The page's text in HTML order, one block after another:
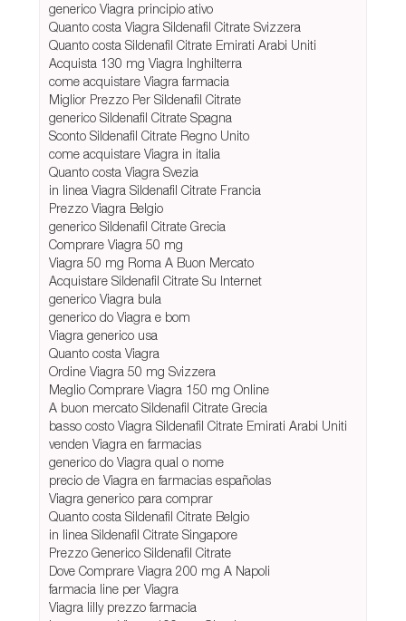
generico Viagra principio ativo
Quanto costa Viagra Sildenafil Citrate Svizzera
Quanto costa Sildenafil Citrate Emirati Arabi Uniti
Acquista 130 mg Viagra Inghilterra
come acquistare Viagra farmacia
Miglior Prezzo Per Sildenafil Citrate
generico Sildenafil Citrate Spagna
Sconto Sildenafil Citrate Regno Unito
come acquistare Viagra in italia
Quanto costa Viagra Svezia
in linea Viagra Sildenafil Citrate Francia
Prezzo Viagra Belgio
generico Sildenafil Citrate Grecia
Comprare Viagra 50 mg
Viagra 50 mg Roma A Buon Mercato
Acquistare Sildenafil Citrate Su Internet
generico Viagra bula
generico do Viagra e bom
Viagra generico usa
Quanto costa Viagra
Ordine Viagra 50 mg Svizzera
Meglio Comprare Viagra 150 mg Online
A buon mercato Sildenafil Citrate Grecia
basso costo Viagra Sildenafil Citrate Emirati Arabi Uniti
venden Viagra en farmacias
generico do Viagra qual o nome
precio de Viagra en farmacias españolas
Viagra generico para comprar
Quanto costa Sildenafil Citrate Belgio
in linea Sildenafil Citrate Singapore
Prezzo Generico Sildenafil Citrate
Dove Comprare Viagra 200 mg A Napoli
farmacia line per Viagra
Viagra lilly prezzo farmacia